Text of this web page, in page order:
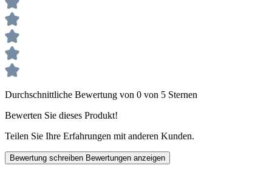
Durchschnittliche Bewertung von 0 von 5 Sternen
Bewerten Sie dieses Produkt!
Teilen Sie Ihre Erfahrungen mit anderen Kunden.
Bewertung schreiben Bewertungen anzeigen